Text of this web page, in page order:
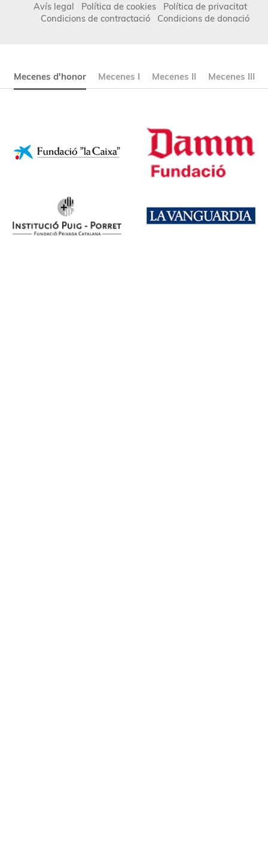
Avís legal Política de cookies
Política de privacitat
Condicions de contractació
Condicions de donació
Mecenes d'honor Mecenes I Mecenes II Mecenes III